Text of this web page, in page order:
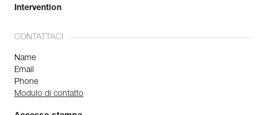
Intervention
CONTATTACI
Name
Email
Phone
Modulo di contatto